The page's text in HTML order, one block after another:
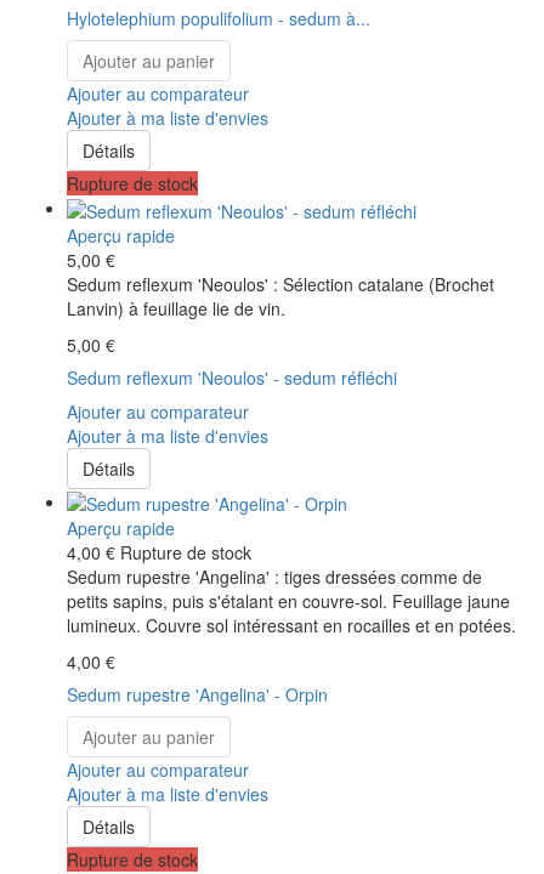
Hylotelephium populifolium - sedum à...
Ajouter au panier
Ajouter au comparateur
Ajouter à ma liste d'envies
Détails
Rupture de stock
Aperçu rapide
5,00 €
Sedum reflexum 'Neoulos' : Sélection catalane (Brochet
Lanvin) à feuillage lie de vin.
5,00 €
Sedum reflexum 'Neoulos' - sedum réfléchi
Ajouter au comparateur
Ajouter à ma liste d'envies
Détails
Aperçu rapide
4,00 € Rupture de stock
Sedum rupestre 'Angelina' : tiges dressées comme de
petits sapins, puis s'étalant en couvre-sol. Feuillage jaune
lumineux. Couvre sol intéressant en rocailles et en potées.
4,00 €
Sedum rupestre 'Angelina' - Orpin
Ajouter au panier
Ajouter au comparateur
Ajouter à ma liste d'envies
Détails
Rupture de stock